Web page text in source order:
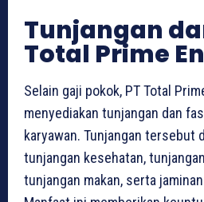
Tunjangan
Total Prime
Selain gaji pokok, PT Total
menyediakan tunjangan dan
karyawan. Tunjangan tersebut
tunjangan kesehatan,
tunjangan makan, serta